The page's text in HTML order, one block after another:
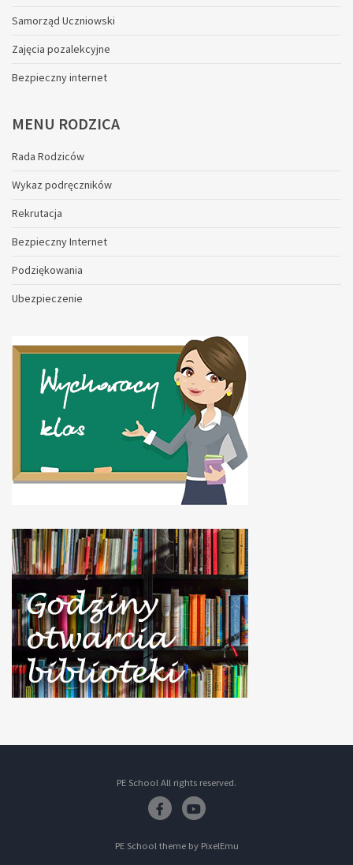
Samorząd Uczniowski
Zajęcia pozalekcyjne
Bezpieczny internet
MENU RODZICA
Rada Rodziców
Wykaz podręczników
Rekrutacja
Bezpieczny Internet
Podziękowania
Ubezpieczenie
PE School All rights reserved.
PE School theme by PixelEmu